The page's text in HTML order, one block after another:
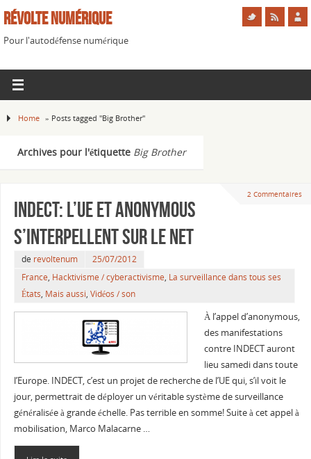
Révolte Numérique
Pour l'autodéfense numérique
Home » Posts tagged "Big Brother"
Archives pour l'étiquette Big Brother
2 Commentaires
INDECT: l’UE et anonymous
s’interpellent sur le net
de revoltenum
25/07/2012
France, Hacktivisme / cyberactivisme, La surveillance dans tous ses
États, Mais aussi, Vidéos / son
À l’appel d’anonymous,
des manifestations
contre INDECT auront
lieu samedi dans toute
l’Europe. INDECT, c’est un projet de recherche de l’UE qui, s’il voit le
jour, permettrait de déployer un véritable système de surveillance
généralisée à grande échelle. Pas terrible en somme! Suite à cet appel à
mobilisation, Marco Malacarne …